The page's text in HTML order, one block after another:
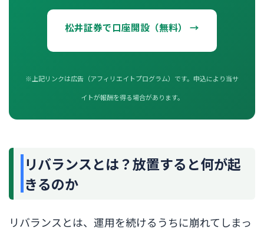
松井証券で口座開設（無料） →
※上記リンクは広告（アフィリエイトプログラム）です。申込により当サ
イトが報酬を得る場合があります。
リバランスとは？放置すると何が起
きるのか
リバランスとは、運用を続けるうちに崩れてしまっ